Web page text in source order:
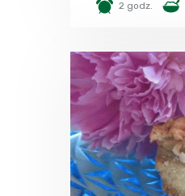
2 godz.